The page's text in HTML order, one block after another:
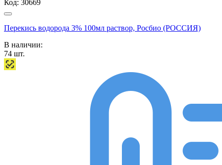
Код: 30669
Перекись водорода 3% 100мл раствор, Росбио (РОССИЯ)
В наличии:
74 шт.